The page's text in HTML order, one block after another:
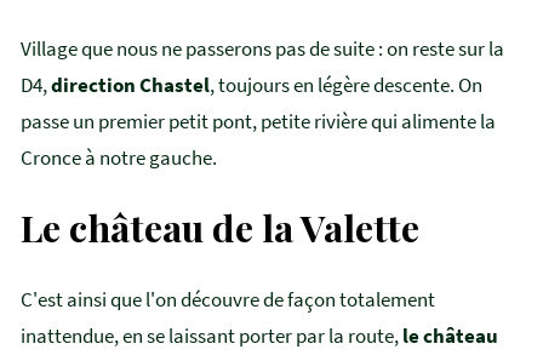
Village que nous ne passerons pas de suite : on reste sur la
D4,direction Chastel, toujours en légère descente. On
passe un premier petit pont, petite rivière qui alimente la
Cronce à notre gauche.
Le château de la Valette
C'est ainsi que l'on découvre de façon totalement
inattendue, en se laissant porter par la route,le château